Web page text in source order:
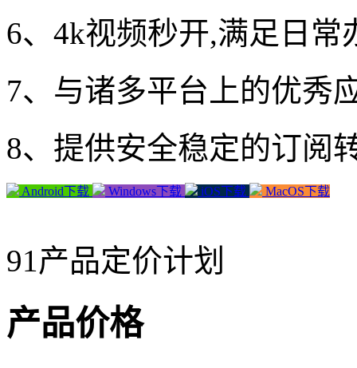
6、4k视频秒开,满足日常
7、与诸多平台上的优秀
8、提供安全稳定的订阅
Android下载 Windows下载 iOS下载 MacOS下载
91产品定价计划
产品价格